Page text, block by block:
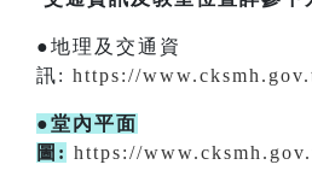
●地理及交通資
訊: https://
●堂內平面
圖: https://